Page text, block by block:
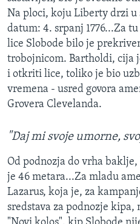
Na ploci, koju Liberty drzi
datum: 4. srpanj 1776...Za
lice Slobode bilo je
trobojnicom. Bartholdi, cija
i otkriti lice, toliko je bio
vremena - usred govora
Grovera Clevelanda.
"Daj mi svoje umorne,
Od podnozja do vrha
je 46 metara...Za mladu
Lazarus, koja je, za
sredstava za podnozje kipa,